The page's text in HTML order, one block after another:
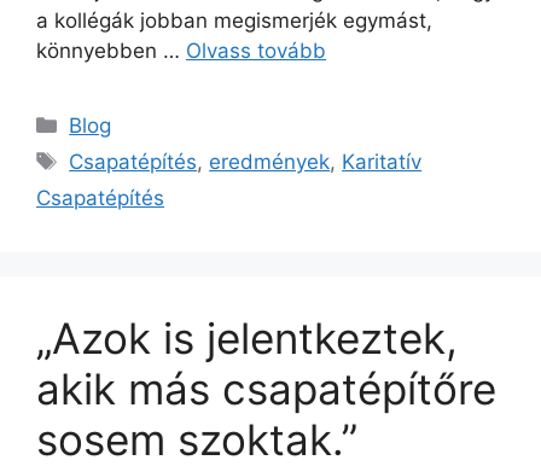
a kollégák jobban megismerjék egymást,
könnyebben … Olvass tovább
Blog
Csapatépítés, eredmények, Karitatív
Csapatépítés
„Azok is jelentkeztek,
akik más csapatépítőre
sosem szoktak.”